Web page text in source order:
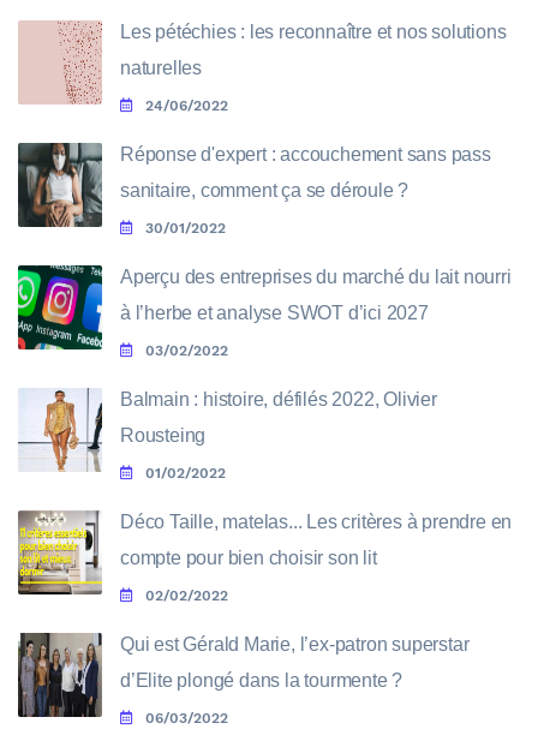
Les pétéchies : les reconnaître et nos solutions
naturelles
24/06/2022
Réponse d'expert : accouchement sans pass
sanitaire, comment ça se déroule ?
30/01/2022
Aperçu des entreprises du marché du lait nourri
à l’herbe et analyse SWOT d’ici 2027
03/02/2022
Balmain : histoire, défilés 2022, Olivier
Rousteing
01/02/2022
Déco Taille, matelas... Les critères à prendre en
compte pour bien choisir son lit
02/02/2022
Qui est Gérald Marie, l’ex-patron superstar
d’Elite plongé dans la tourmente ?
06/03/2022